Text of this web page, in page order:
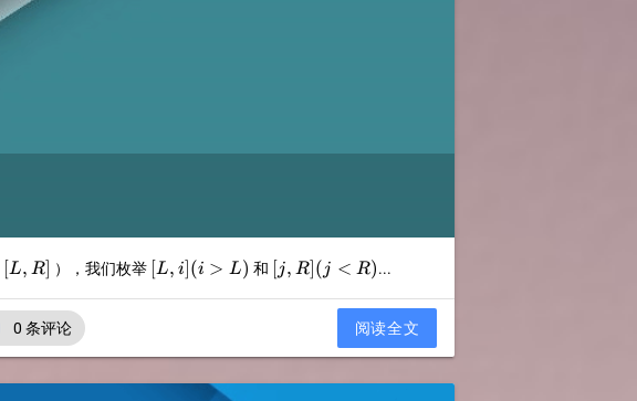
[L,R]
L, R] ），我们枚举 [L,i]
L, i (i > L) 和 [j,R]
j, R] ( j < R)...
0 条评论 阅读全文